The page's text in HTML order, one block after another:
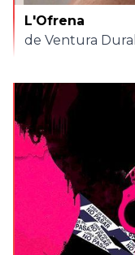
L'Ofrena
de Ventura Durall